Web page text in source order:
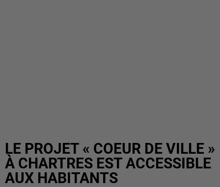
LE PROJET « COEUR DE VILLE »
À CHARTRES EST ACCESSIBLE
AUX HABITANTS